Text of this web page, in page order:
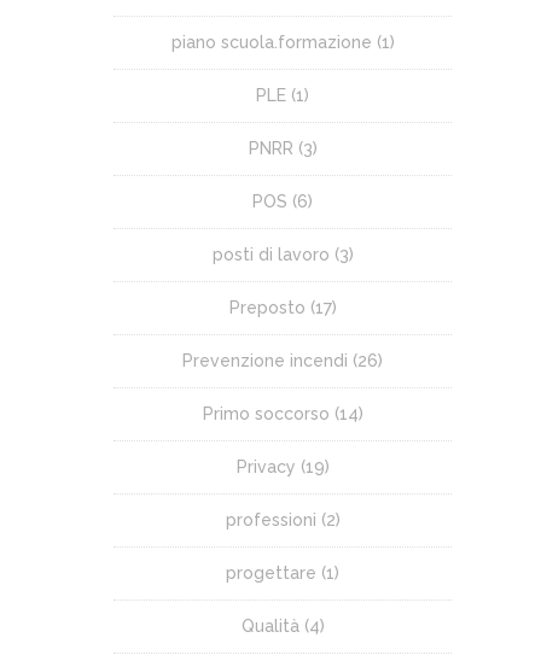
piano scuola.formazione (1)
PLE (1)
PNRR (3)
POS (6)
posti di lavoro (3)
Preposto (17)
Prevenzione incendi (26)
Primo soccorso (14)
Privacy (19)
professioni (2)
progettare (1)
Qualità (4)